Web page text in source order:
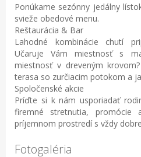
Ponúkame sezónny jedálny
svieže obedové menu.
Reštaurácia & Bar
Lahodné kombinácie chutí
Učaruje Vám miestnosť s
miestnosť v dreveným
terasa so zurčiacim potokom a
Spoločenské akcie
Príďte si k nám usporiadať
firemné stretnutia, promócie
príjemnom prostredí s vždy
Fotogaléria